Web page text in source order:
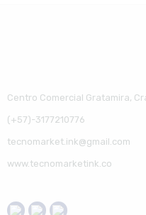
Centro Comercial Gratamira,
(+57)-3177210776
tecnomarket.ink@gmail.com
www.tecnomarketink.co